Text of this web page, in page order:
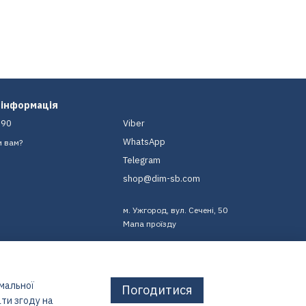
вам?
Viber
WhatsApp
Telegram
shop@dim-sb.com
м. Ужгород, вул. Сечені, 50
Мапа проїзду
згоду на
Погодитися